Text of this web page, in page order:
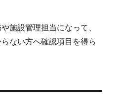
施設管理担当になって、
ない方へ確認項目を得ら